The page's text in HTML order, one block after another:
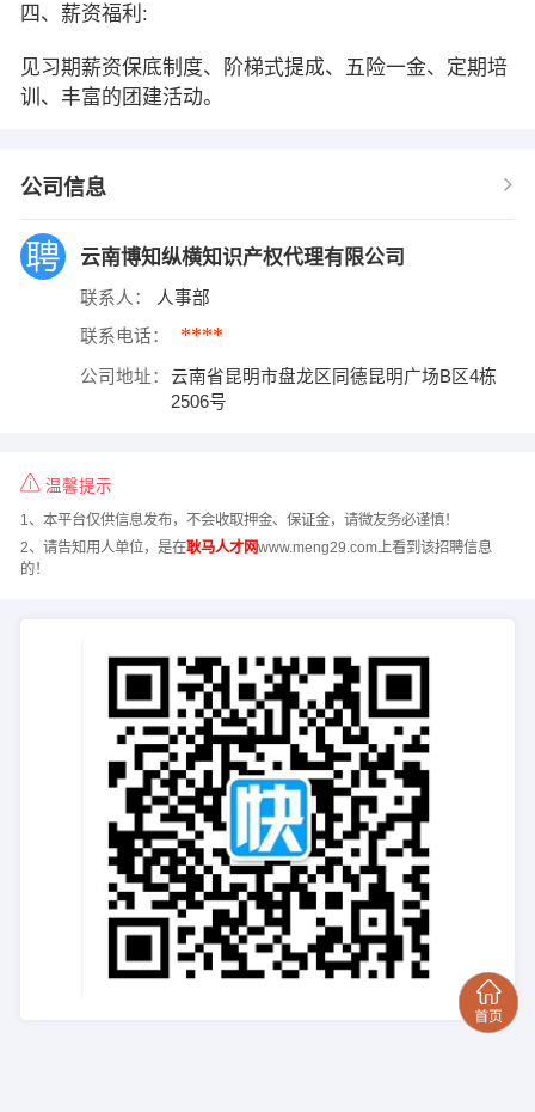
四、薪资福利:
见习期薪资保底制度、阶梯式提成、五险一金、定期培
训、丰富的团建活动。
公司信息
云南博知纵横知识产权代理有限公司
联系人： 人事部
联系电话： ****
公司地址：
云南省昆明市盘龙区同德昆明广场B区4栋
2506号
温馨提示
1、本平台仅供信息发布，不会收取押金、保证金，请微友务必谨慎！
2、请告知用人单位，是在耿马人才网www.meng29.com上看到该招聘信息
的！